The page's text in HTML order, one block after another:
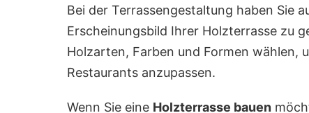
Bei der Terrassengestaltung haben Sie
Erscheinungsbild Ihrer Holzterrasse zu
Holzarten, Farben und Formen wählen,
Restaurants anzupassen.
Wenn Sie eine Holzterrasse bauen